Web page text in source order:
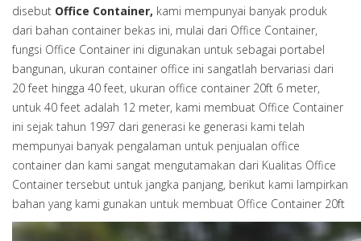
disebut Office Container, kami mempunyai banyak produk
dari bahan container bekas ini, mulai dari Office Container,
fungsi Office Container ini digunakan untuk sebagai portabel
bangunan, ukuran container office ini sangatlah bervariasi dari
20 feet hingga 40 feet, ukuran office container 20ft 6 meter,
untuk 40 feet adalah 12 meter, kami membuat Office Container
ini sejak tahun 1997 dari generasi ke generasi kami telah
mempunyai banyak pengalaman untuk penjualan office
container dan kami sangat mengutamakan dari Kualitas Office
Container tersebut untuk jangka panjang, berikut kami lampirkan
bahan yang kami gunakan untuk membuat Office Container 20ft